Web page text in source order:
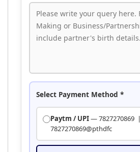
Select Payment Method *
Paytm / UPI— 7827270869 |
7827270869@pthdfc